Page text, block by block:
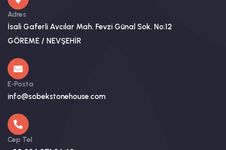
Adres
İsali Gaferli Avcılar Mah. Fevzi Günal Sok. No:12
GÖREME / NEVŞEHİR
E-Posta
info@sobekstonehouse.com
Cep Tel